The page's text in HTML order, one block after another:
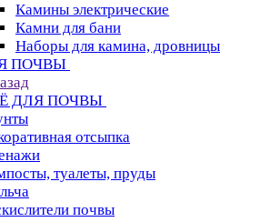
Камины электрические
Камни для бани
Наборы для камина, дровницы
ПОЧВЫ
ДЛЯ ПОЧВЫ
отсыпка
туалеты, пруды
почвы